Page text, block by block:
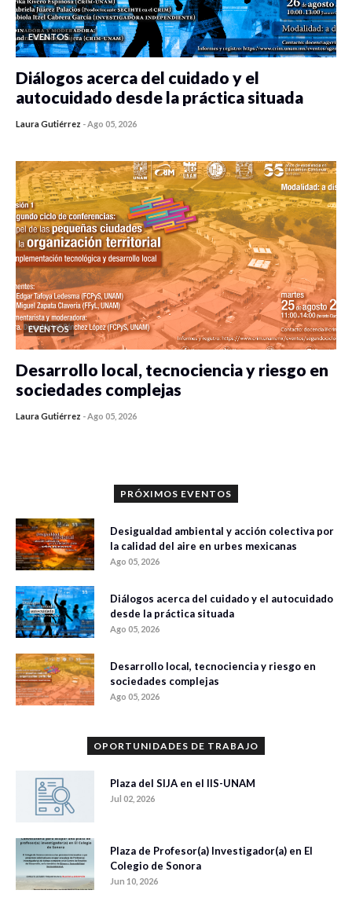
EVENTOS
Diálogos acerca del cuidado y el
autocuidado desde la práctica situada
Laura Gutiérrez -Ago 05, 2026
EVENTOS
Desarrollo local, tecnociencia y riesgo en
sociedades complejas
Laura Gutiérrez -Ago 05, 2026
PRÓXIMOS EVENTOS
Desigualdad ambiental y acción colectiva por
la calidad del aire en urbes mexicanas
Ago 05, 2026
Diálogos acerca del cuidado y el autocuidado
desde la práctica situada
Ago 05, 2026
Desarrollo local, tecnociencia y riesgo en
sociedades complejas
Ago 05, 2026
OPORTUNIDADES DE TRABAJO
Plaza del SIJA en el IIS-UNAM
Jul 02, 2026
Plaza de Profesor(a) Investigador(a) en El
Colegio de Sonora
Jun 10, 2026